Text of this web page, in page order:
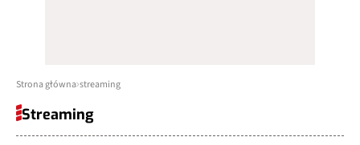
Strona główna streaming
Streaming